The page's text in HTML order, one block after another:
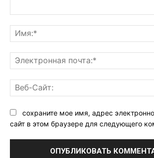
сохраните мое имя, адрес
сайт в этом браузере для следующего